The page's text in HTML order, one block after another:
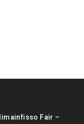
Fair –